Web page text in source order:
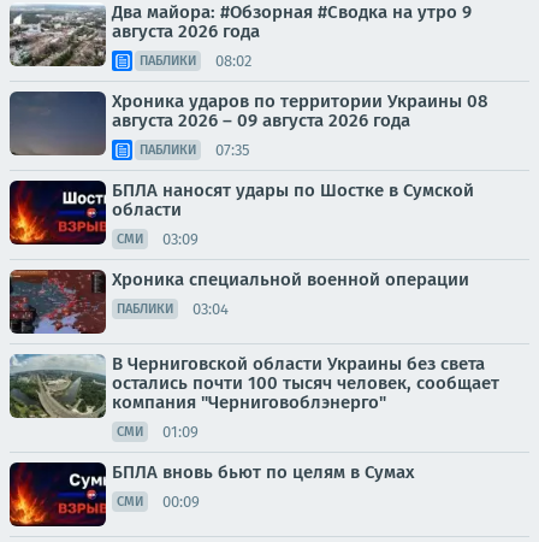
Два майора: #Обзорная #Сводка на утро 9
августа 2026 года
ПАБЛИКИ 08:02
Хроника ударов по территории Украины 08
августа 2026 – 09 августа 2026 года
ПАБЛИКИ 07:35
БПЛА наносят удары по Шостке в Сумской
области
СМИ 03:09
Хроника специальной военной операции
ПАБЛИКИ 03:04
В Черниговской области Украины без света
остались почти 100 тысяч человек, сообщает
компания "Черниговоблэнерго"
СМИ 01:09
БПЛА вновь бьют по целям в Сумах
СМИ 00:09